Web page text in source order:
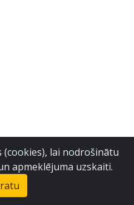
(cookies), lai nodrošinātu
apmeklējuma uzskaiti.